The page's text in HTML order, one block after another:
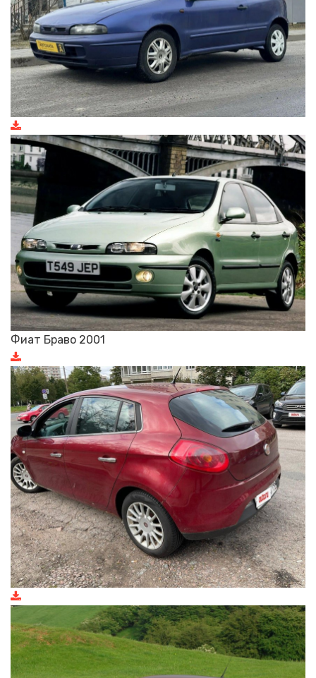
Фиат Браво 2001